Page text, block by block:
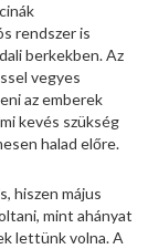
rendszer is
berkekben. Az
vegyes
az emberek
kevés szükség
halad előre.
hiszen május
mint ahányat
lettünk volna. A